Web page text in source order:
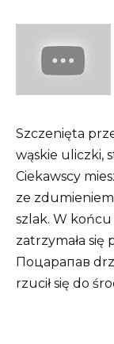
Szczenięta
wąskie uliczki,
Ciekawscy
ze
szlak. W
zatrzymała
Поцарапав
rzucił się do